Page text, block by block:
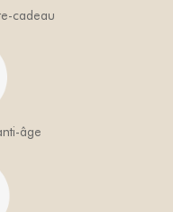
cadeau
âge